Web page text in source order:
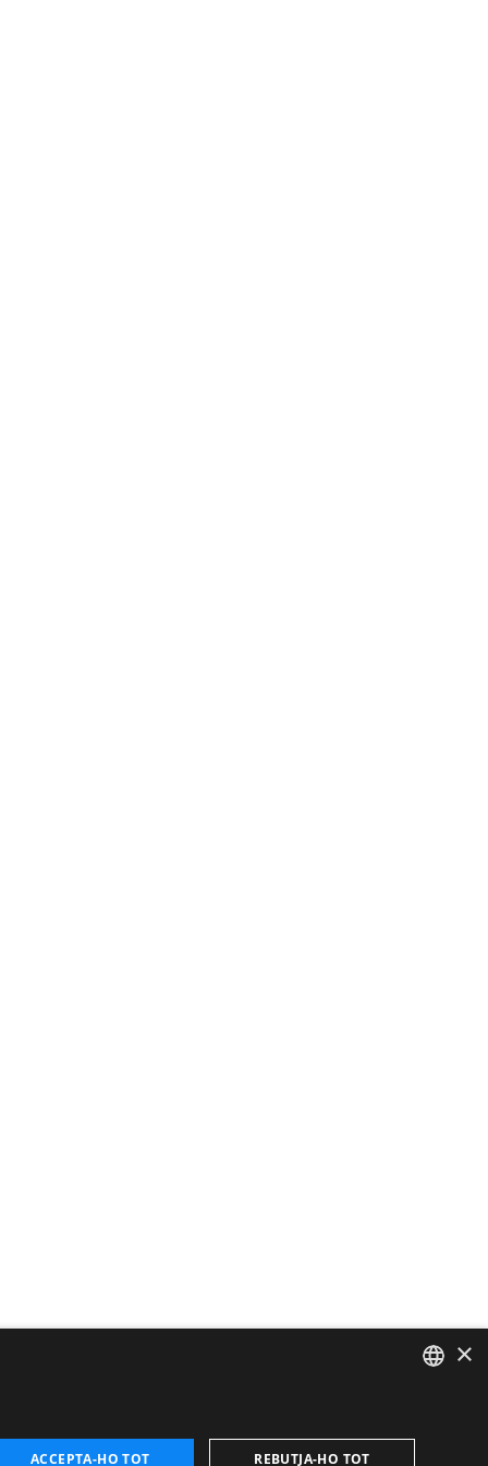
×
ACCEPTA-HO TOT REBUTJA-HO TOT